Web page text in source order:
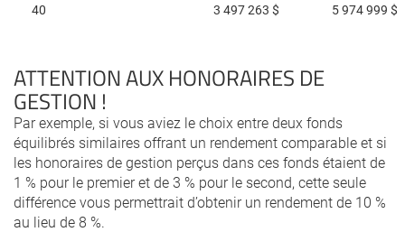
40 3 497 263 $ 5 974 999 $
ATTENTION AUX HONORAIRES DE
GESTION !
Par exemple, si vous aviez le choix entre deux fonds
équilibrés similaires offrant un rendement comparable et si
les honoraires de gestion perçus dans ces fonds étaient de
1 % pour le premier et de 3 % pour le second, cette seule
différence vous permettrait d’obtenir un rendement de 10 %
au lieu de 8 %.